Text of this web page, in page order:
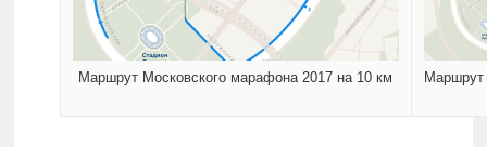
Маршрут Московского марафона 2017 на 10 км Маршрут